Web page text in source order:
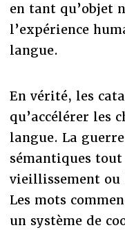
en tant qu’objet
l’expérience
langue.
En vérité, les
qu’accélérer les
langue. La
sémantiques
vieillissement ou
Les mots
un système de